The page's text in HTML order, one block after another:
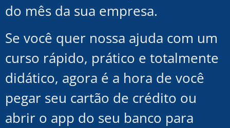
do mês da sua empresa.
Se você quer nossa ajuda com um
curso rápido, prático e totalmente
didático, agora é a hora de você
pegar seu cartão de crédito ou
abrir o app do seu banco para